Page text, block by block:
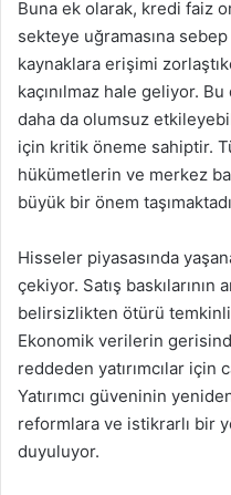
Buna ek olarak, kredi faiz
sekteye uğramasına
kaynaklara erişimi
kaçınılmaz hale geliyor.
daha da olumsuz
için kritik öneme sahiptir.
hükümetlerin ve merkez
büyük bir önem
Hisseler piyasasında
çekiyor. Satış baskılarının
belirsizlikten ötürü
Ekonomik verilerin
reddeden yatırımcılar
Yatırımcı güveninin
reformlara ve istikrarlı bir
duyuluyor.